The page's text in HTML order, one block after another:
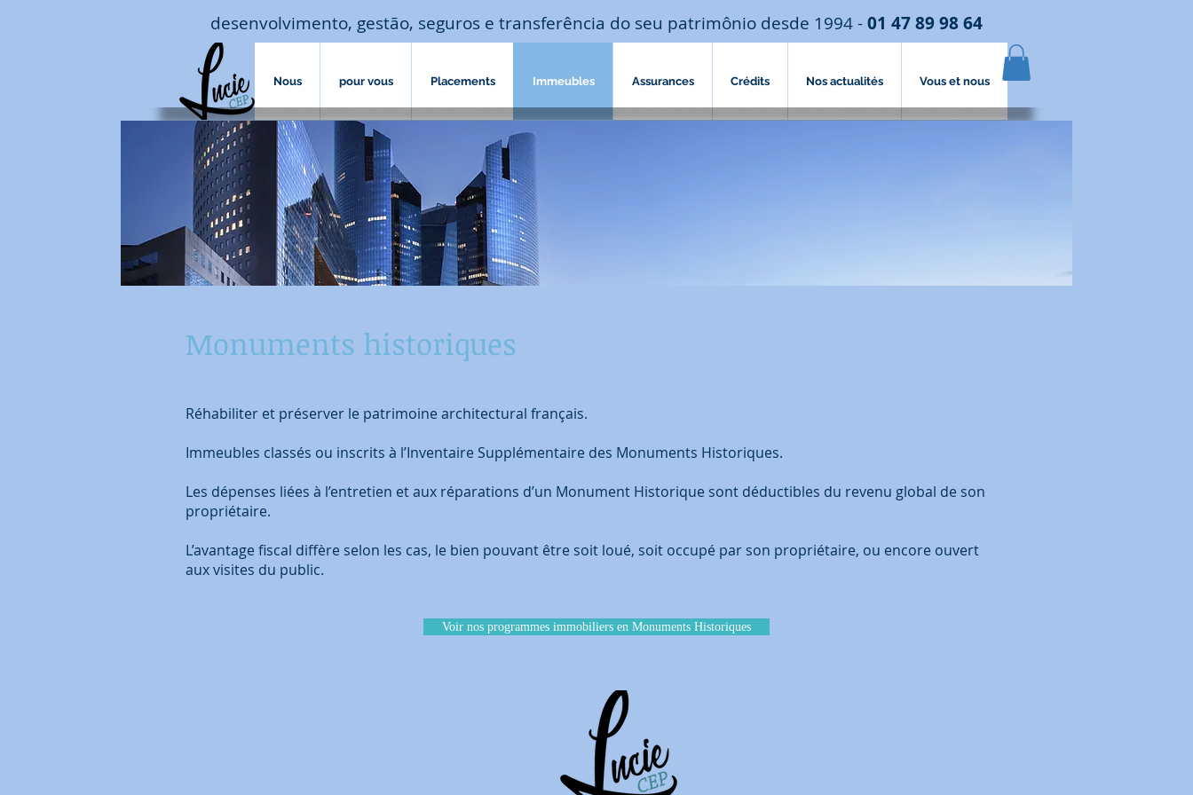
desenvolvimento, gestão, seguros e transferência do seu patrimônio desde 1994 -01 47 89 98 64
Nous pour vous Placements Immeubles Assurances Crédits Nos actualités Vous et nous
Monuments historiques
Réhabiliter et préserver le patrimoine architectural français.
Immeubles classés ou inscrits à l’Inventaire Supplémentaire des Monuments Historiques.
Les dépenses liées à l’entretien et aux réparations d’un Monument Historique sont déductibles du revenu global de son
propriétaire.
L’avantage fiscal diffère selon les cas, le bien pouvant être soit loué, soit occupé par son propriétaire, ou encore ouvert
aux visites du public.
Voir nos programmes immobiliers en Monuments Historiques